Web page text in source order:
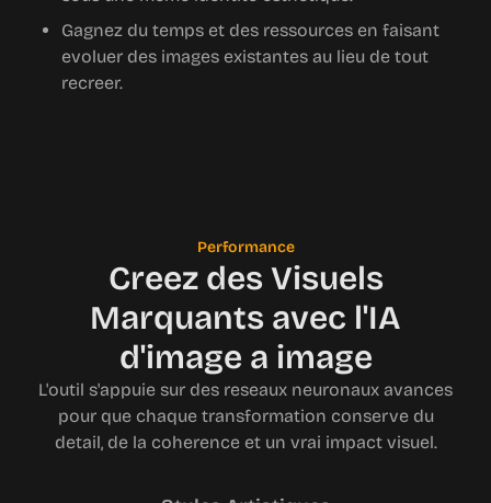
Gagnez du temps et des ressources en faisant
evoluer des images existantes au lieu de tout
recreer.
Creez des Visuels
Marquants avec l'IA
d'image a image
L'outil s'appuie sur des reseaux neuronaux avances
pour que chaque transformation conserve du
detail, de la coherence et un vrai impact visuel.